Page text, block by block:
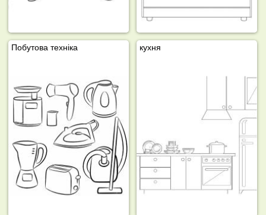
Побутова техніка кухня